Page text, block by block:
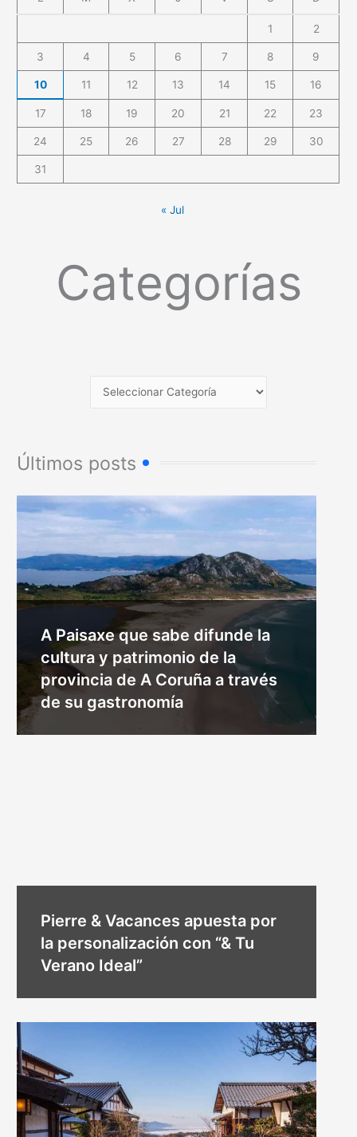
1 2
3 4 5 6 7 8 9
10 11 12 13 14 15 16
17 18 19 20 21 22 23
24 25 26 27 28 29 30
31
« Jul
Categorías
Últimos posts
A Paisaxe que sabe difunde la
cultura y patrimonio de la
provincia de A Coruña a través
de su gastronomía
Pierre & Vacances apuesta por
la personalización con “& Tu
Verano Ideal”